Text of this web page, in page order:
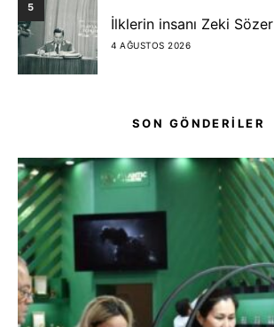
5
İlklerin insanı Zeki Sözer
4 AĞUSTOS 2026
SON GÖNDERİLER